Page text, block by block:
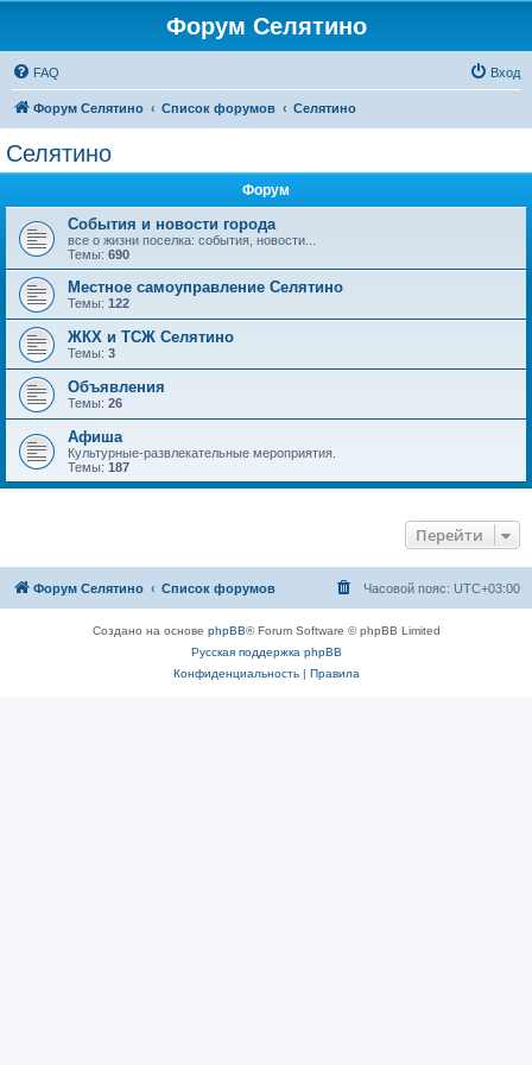
Форум Селятино
FAQ Вход
Форум Селятино Список форумов Селятино
Селятино
Форум
События и новости города
все о жизни поселка: события, новости...
Темы: 690
Местное самоуправление Селятино
Темы: 122
ЖКХ и ТСЖ Селятино
Темы: 3
Объявления
Темы: 26
Афиша
Культурные-развлекательные мероприятия.
Темы: 187
Перейти
Форум Селятино Список форумов Часовой пояс: UTC+03:00
Создано на основе phpBB® Forum Software © phpBB Limited
Русская поддержка phpBB
Конфиденциальность| Правила